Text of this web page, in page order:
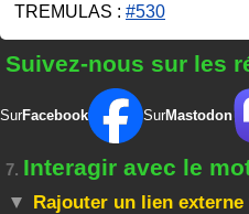
TREMULAS : #530
Suivez-nous sur les
SurFacebook SurMastodon
7. Interagir avec le
Rajouter un lien externe